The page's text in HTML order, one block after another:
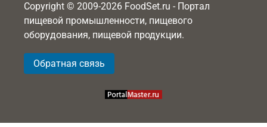
Copyright © 2009-2026 FoodSet.ru - Портал
пищевой промышленности, пищевого
оборудования, пищевой продукции.
Обратная связь